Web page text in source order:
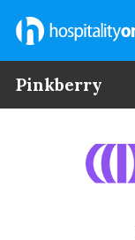
Pinkberry